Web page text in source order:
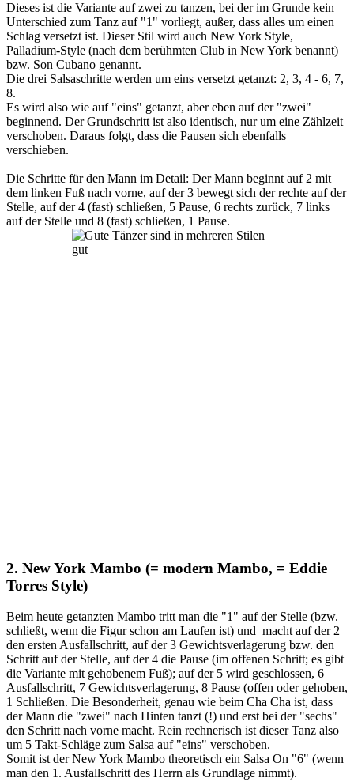
Dieses ist die Variante auf zwei zu tanzen, bei der im Grunde kein
Unterschied zum Tanz auf "1" vorliegt, außer, dass alles um einen
Schlag versetzt ist. Dieser Stil wird auch New York Style,
Palladium-Style (nach dem berühmten Club in New York benannt)
bzw. Son Cubano genannt.
Die drei Salsaschritte werden um eins versetzt getanzt: 2, 3, 4 - 6, 7,
8.
Es wird also wie auf "eins" getanzt, aber eben auf der "zwei"
beginnend. Der Grundschritt ist also identisch, nur um eine Zählzeit
verschoben. Daraus folgt, dass die Pausen sich ebenfalls
verschieben.
Die Schritte für den Mann im Detail: Der Mann beginnt auf 2 mit
dem linken Fuß nach vorne, auf der 3 bewegt sich der rechte auf der
Stelle, auf der 4 (fast) schließen, 5 Pause, 6 rechts zurück, 7 links
auf der Stelle und 8 (fast) schließen, 1 Pause.
2. New York Mambo (= modern Mambo, = Eddie
Torres Style)
Beim heute getanzten Mambo tritt man die "1" auf der Stelle (bzw.
schließt, wenn die Figur schon am Laufen ist) und macht auf der 2
den ersten Ausfallschritt, auf der 3 Gewichtsverlagerung bzw. den
Schritt auf der Stelle, auf der 4 die Pause (im offenen Schritt; es gibt
die Variante mit gehobenem Fuß); auf der 5 wird geschlossen, 6
Ausfallschritt, 7 Gewichtsverlagerung, 8 Pause (offen oder gehoben,
1 Schließen. Die Besonderheit, genau wie beim Cha Cha ist, dass
der Mann die "zwei" nach Hinten tanzt (!) und erst bei der "sechs"
den Schritt nach vorne macht. Rein rechnerisch ist dieser Tanz also
um 5 Takt-Schläge zum Salsa auf "eins" verschoben.
Somit ist der New York Mambo theoretisch ein Salsa On "6" (wenn
man den 1. Ausfallschritt des Herrn als Grundlage nimmt).